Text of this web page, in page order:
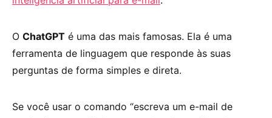
O ChatGPT é uma das mais famosas. Ela é uma
ferramenta de linguagem que responde às suas
perguntas de forma simples e direta.
Se você usar o comando “escreva um e-mail de